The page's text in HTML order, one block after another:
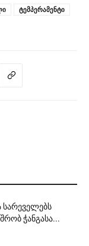
ტემპერამენტი
სარეველებს
ჭანგასა...